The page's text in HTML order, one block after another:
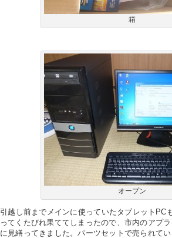
箱
オープン
引越し前までメインに使っていたタブレットPC
ってくたびれ果ててしまったので、市内のアプ
に見繕ってきました。パーツセットで売られて